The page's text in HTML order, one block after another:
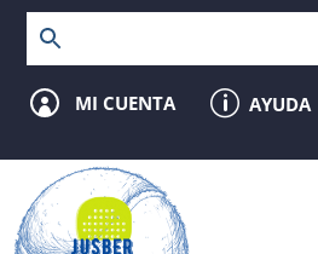
 MI CUENTA p AYUDA